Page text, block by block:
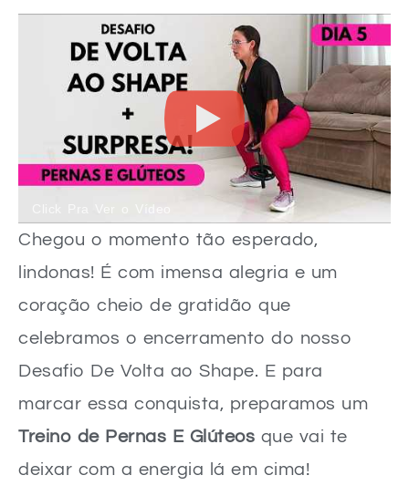
Click Pra Ver o Vídeo
Chegou o momento tão esperado,
lindonas! É com imensa alegria e um
coração cheio de gratidão que
celebramos o encerramento do nosso
Desafio De Volta ao Shape. E para
marcar essa conquista, preparamos um
Treino de Pernas E Glúteos que vai te
deixar com a energia lá em cima!